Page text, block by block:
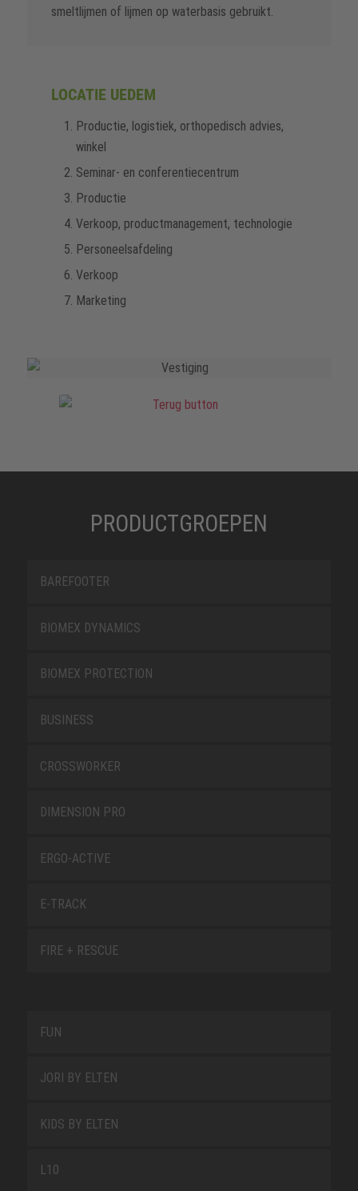
smeltlijmen of lijmen op waterbasis gebruikt.
LOCATIE UEDEM
Productie, logistiek, orthopedisch advies,
winkel
Seminar- en conferentiecentrum
Productie
Verkoop, productmanagement, technologie
Personeelsafdeling
Verkoop
Marketing
PRODUCTGROEPEN
BAREFOOTER
BIOMEX DYNAMICS
BIOMEX PROTECTION
BUSINESS
CROSSWORKER
DIMENSION PRO
ERGO-ACTIVE
E-TRACK
FIRE + RESCUE
FUN
JORI BY ELTEN
KIDS BY ELTEN
L10